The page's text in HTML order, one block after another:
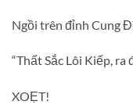
Ngồi trên đỉnh Cung
“Thất Sắc Lôi Kiếp, ra
XOẸT!